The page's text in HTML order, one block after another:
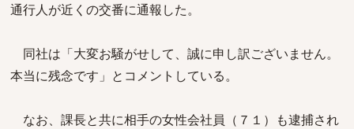
通行人が近くの交番に通報した。
同社は「大変お騒がせして、誠に申し訳ございません。
本当に残念です」とコメントしている。
なお、課長と共に相手の女性会社員（７１）も逮捕され